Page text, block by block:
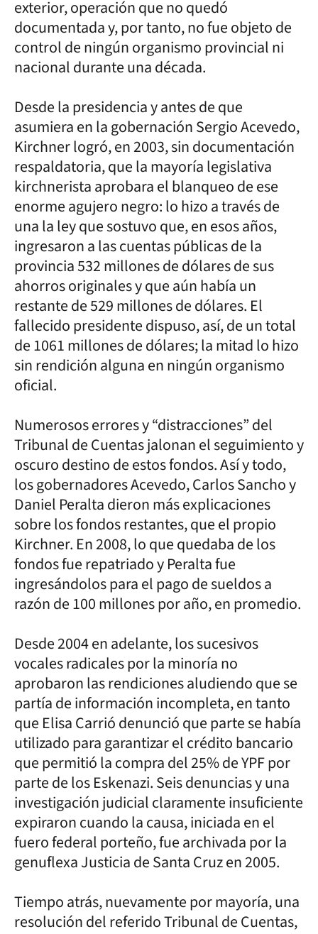
exterior, operación que no quedó
documentada y, por tanto, no fue objeto de
control de ningún organismo provincial ni
nacional durante una década.
Desde la presidencia y antes de que
asumiera en la gobernación Sergio Acevedo,
Kirchner logró, en 2003, sin documentación
respaldatoria, que la mayoría legislativa
kirchnerista aprobara el blanqueo de ese
enorme agujero negro: lo hizo a través de
una la ley que sostuvo que, en esos años,
ingresaron a las cuentas públicas de la
provincia 532 millones de dólares de sus
ahorros originales y que aún había un
restante de 529 millones de dólares. El
fallecido presidente dispuso, así, de un total
de 1061 millones de dólares; la mitad lo hizo
sin rendición alguna en ningún organismo
oficial.
Numerosos errores y “distracciones” del
Tribunal de Cuentas jalonan el seguimiento y
oscuro destino de estos fondos. Así y todo,
los gobernadores Acevedo, Carlos Sancho y
Daniel Peralta dieron más explicaciones
sobre los fondos restantes, que el propio
Kirchner. En 2008, lo que quedaba de los
fondos fue repatriado y Peralta fue
ingresándolos para el pago de sueldos a
razón de 100 millones por año, en promedio.
Desde 2004 en adelante, los sucesivos
vocales radicales por la minoría no
aprobaron las rendiciones aludiendo que se
partía de información incompleta, en tanto
que Elisa Carrió denunció que parte se había
utilizado para garantizar el crédito bancario
que permitió la compra del 25% de YPF por
parte de los Eskenazi. Seis denuncias y una
investigación judicial claramente insuficiente
expiraron cuando la causa, iniciada en el
fuero federal porteño, fue archivada por la
genuflexa Justicia de Santa Cruz en 2005.
Tiempo atrás, nuevamente por mayoría, una
resolución del referido Tribunal de Cuentas,